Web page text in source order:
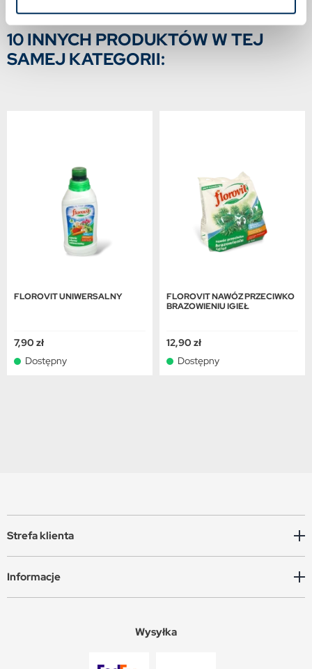
10 INNYCH PRODUKTÓW W TEJ
SAMEJ KATEGORII:
FLOROVIT UNIWERSALNY
7,90 zł
Dostępny
FLOROVIT NAWÓZ PRZECIWKO
BRAZOWIENIU IGIEŁ
12,90 zł
Dostępny
Strefa klienta
Informacje
Wysyłka